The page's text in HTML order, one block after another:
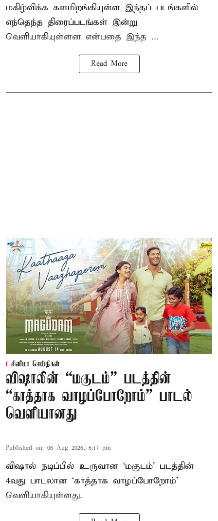
மகிழ்விக்க களமிறங்கியுள்ள இந்தப் படங்களில்
எந்தெந்த திரைப்படங்கள் இன்று
வெளியாகியுள்ளன என்பதை இந்த ...
Read More
சினிமா செய்திகள்
விஷாலின் “மகுடம்” படத்தின்
“காத்தாக வாழப்போறோம்” பாடல்
வெளியானது
Published on: 06 Aug 2026, 6:17 pm
விஷால் நடிப்பில் உருவான ‘மகுடம்’ படத்தின்
4வது பாடலான ‘காத்தாக வாழப்போறோம்’
வெளியாகியுள்ளது.